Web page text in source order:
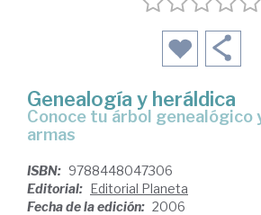
Genealogía y heráldica
conoce tu árbol genealógico y escudo de
armas
ISBN: 9788448047306
Editorial: Editorial Planeta
Fecha de la edición: 2006